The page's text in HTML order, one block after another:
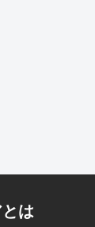
は